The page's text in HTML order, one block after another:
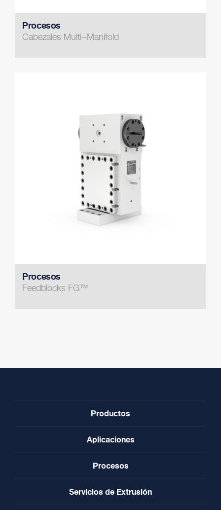
Procesos
Cabezales Multi−Manifold
Procesos
Feedblocks FG™
Productos
Aplicaciones
Procesos
Servicios de Extrusión